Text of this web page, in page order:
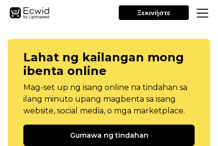
Ξεκινήστε
Lahat ng kailangan mong
ibenta online
Mag-set up ng isang online na tindahan sa
ilang minuto upang magbenta sa isang
website, social media, o mga marketplace.
Gumawa ng tindahan